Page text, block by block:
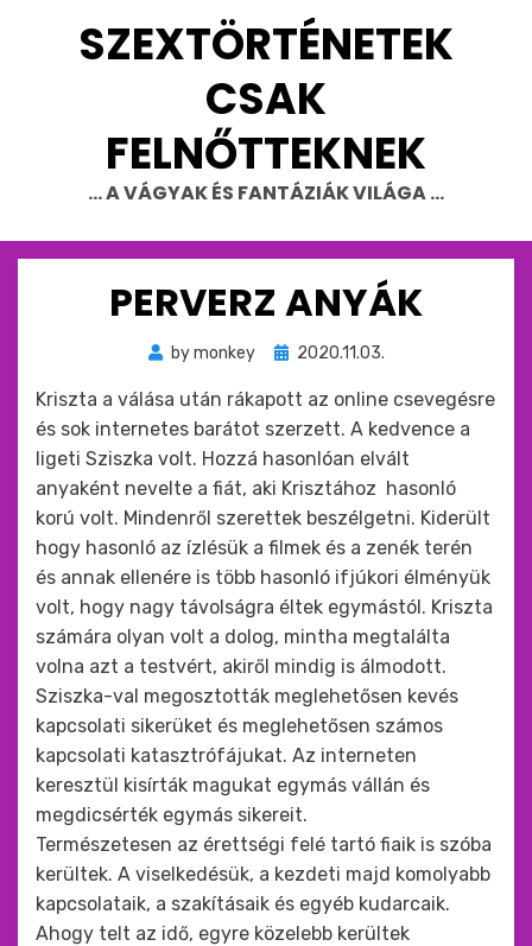
SZEXTÖRTÉNETEK
CSAK
FELNŐTTEKNEK
… A VÁGYAK ÉS FANTÁZIÁK VILÁGA …
PERVERZ ANYÁK
bymonkey
Beküldve
:
2020.11.03.
Kriszta a válása után rákapott az online csevegésre
és sok internetes barátot szerzett. A kedvence a
ligeti Sziszka volt. Hozzá hasonlóan elvált
anyaként nevelte a fiát, aki Krisztához hasonló
korú volt. Mindenről szerettek beszélgetni. Kiderült
hogy hasonló az ízlésük a filmek és a zenék terén
és annak ellenére is több hasonló ifjúkori élményük
volt, hogy nagy távolságra éltek egymástól. Kriszta
számára olyan volt a dolog, mintha megtalálta
volna azt a testvért, akiről mindig is álmodott.
Sziszka-val megosztották meglehetősen kevés
kapcsolati sikerüket és meglehetősen számos
kapcsolati katasztrófájukat. Az interneten
keresztül kisírták magukat egymás vállán és
megdicsérték egymás sikereit.
Természetesen az érettségi felé tartó fiaik is szóba
kerültek. A viselkedésük, a kezdeti majd komolyabb
kapcsolataik, a szakításaik és egyéb kudarcaik.
Ahogy telt az idő, egyre közelebb kerültek